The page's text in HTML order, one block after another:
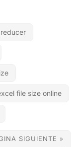
file size online
SIGUIENTE »